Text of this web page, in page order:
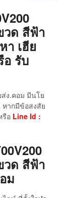
วด สีฟ้า
เฮีย
อ รับ
ง.คอม มีนโย
หากมีข้อสงสัย
รือ Line Id :
วด สีฟ้า
ม